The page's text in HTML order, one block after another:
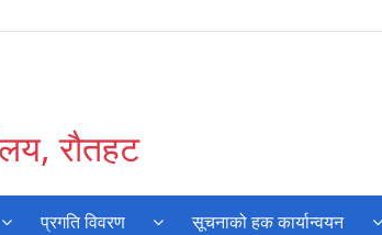
रौतहट
प्रगति विवरण सूचनाको हक कार्यान्वयन